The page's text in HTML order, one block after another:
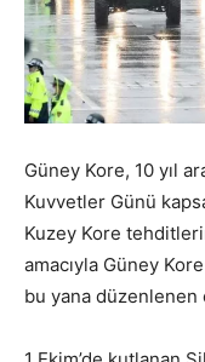
Güney Kore, 10 yıl
Kuvvetler Günü
Kuzey Kore
amacıyla Güney
bu yana